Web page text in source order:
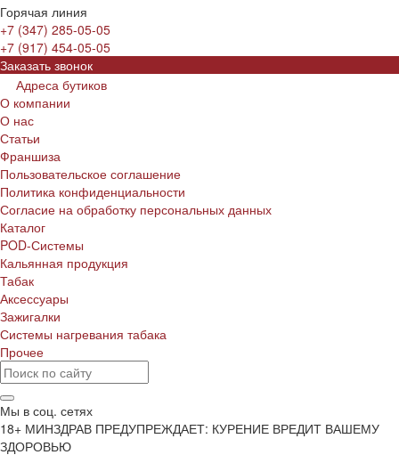
Горячая линия
+7 (347) 285-05-05
+7 (917) 454-05-05
Заказать звонок
Адреса бутиков
О компании
О нас
Статьи
Франшиза
Пользовательское соглашение
Политика конфиденциальности
Согласие на обработку персональных данных
Каталог
POD-Системы
Кальянная продукция
Табак
Аксессуары
Зажигалки
Системы нагревания табака
Прочее
Мы в соц. сетях
18+ МИНЗДРАВ ПРЕДУПРЕЖДАЕТ: КУРЕНИЕ ВРЕДИТ ВАШЕМУ
ЗДОРОВЬЮ